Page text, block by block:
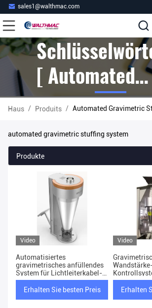
sales1@walthmac.com
[ Automated
Gravimetric
Stuffing
2 Produits
Haus / Produits / Automated Gravimetric
automated gravimetric stuffing system
Produkte
Video
Automatisiertes
gravimetrisches anfüllendes
System für Lichtleiterkabel-
Extruder
Erhalten Sie besten Preis
Video
Erhalten